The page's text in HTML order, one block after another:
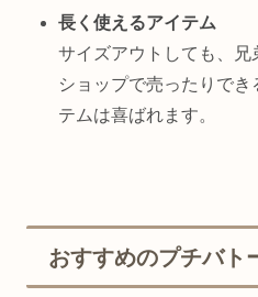
長く使えるアイテム
サイズアウトしても、
ショップで売ったりで
テムは喜ばれます。
おすすめのプチバト